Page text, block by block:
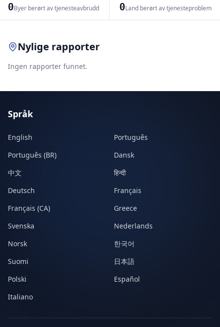
0Byer berørt av tjenesteavbrudd 0Land berørt av tjenesteproblemer
Nylige rapporter
Ingen rapporter funnet.
Språk
English
Português
Português (BR)
Dansk
中文
हिन्दी
Deutsch
Français
Français (CA)
Greece
Svenska
Nederlands
Norsk
한국어
Suomi
日本語
Polski
Español
Italiano